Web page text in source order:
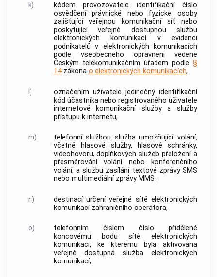
k) kódem provozovatele identifikační číslo
osvědčení právnické nebo fyzické osoby
zajišťujícíveřejnou komunikační síť nebo
poskytující veřejně dostupnou službu
elektronických komunikací v evidenci
podnikatelů v elektronických komunikacích
podle všeobecného oprávnění vedené
Českým telekomunikačním úřadem podle §
14zákona o elektronických komunikacích,
l) označením uživatele jedinečný identifikační
kód účastníka nebo registrovaného uživatele
internetové komunikační služby a služby
přístupu k internetu,
m) telefonní službou služba umožňujícívolání,
včetně hlasové služby, hlasové schránky,
videohovoru, doplňkových služeb přeložení a
přesměrovánívolánínebo konferenčního
volání, a službu zasílání textové zprávySMS
nebo multimediální zprávyMMS,
n) destinací určeníveřejné sítě elektronických
komunikacízahraničního operátora,
o) telefonním číslem číslo přidělené
koncovému bodu sítě elektronických
komunikací, ke kterému byla aktivována
veřejně dostupná služba elektronických
komunikací,